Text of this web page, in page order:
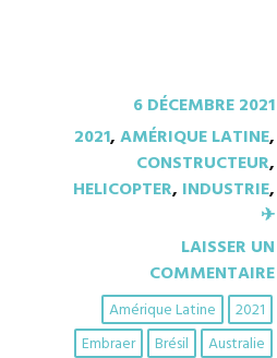
6 DÉCEMBRE 2021
2021,AMÉRIQUE LATINE,
CONSTRUCTEUR,
HELICOPTER, INDUSTRIE,
✈︎
LAISSER UN
COMMENTAIRE
2021
Amérique Latine
Australie
Brésil
Embraer